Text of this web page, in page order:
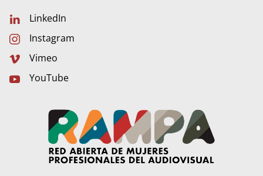
LinkedIn
Instagram
Vimeo
YouTube